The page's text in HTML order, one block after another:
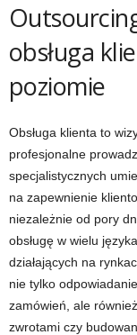
obsługa
poziomie
Obsługa klienta to
profesjonalne
specjalistycznych
na zapewnienie
niezależnie od pory
obsługę w wielu
działających na
nie tylko
zamówień, ale
zwrotami czy